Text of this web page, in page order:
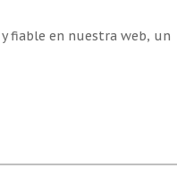
fiable en nuestra web, un